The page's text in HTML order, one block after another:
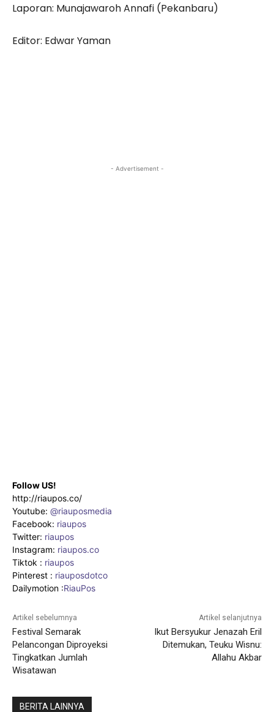
Laporan: Munajawaroh Annafi (Pekanbaru)
Editor: Edwar Yaman
- Advertisement -
Follow US!
http://riaupos.co/
Youtube: @riauposmedia
Facebook: riaupos
Twitter: riaupos
Instagram: riaupos.co
Tiktok : riaupos
Pinterest : riauposdotco
Dailymotion :RiauPos
Artikel sebelumnya
Festival Semarak
Pelancongan Diproyeksi
Tingkatkan Jumlah
Wisatawan
Artikel selanjutnya
Ikut Bersyukur Jenazah Eril
Ditemukan, Teuku Wisnu:
Allahu Akbar
BERITA LAINNYA